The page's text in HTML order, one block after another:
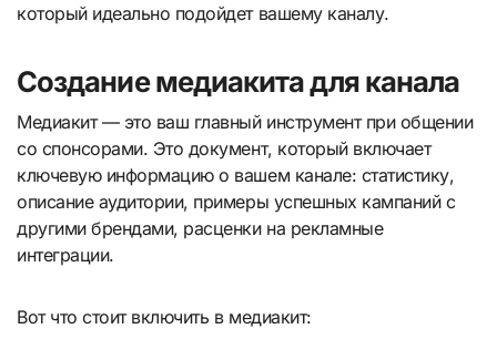
который идеально подойдет вашему каналу.
Создание медиакита для канала
Медиакит — это ваш главный инструмент при общении
со спонсорами. Это документ, который включает
ключевую информацию о вашем канале: статистику,
описание аудитории, примеры успешных кампаний с
другими брендами, расценки на рекламные
интеграции.
Вот что стоит включить в медиакит: